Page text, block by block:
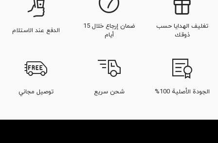
تغليف الهدايا حسب
ذوقك
ضمان إرجاع خلال 15
أيام
الدفع عند الاستلام
الجودة الأصلية 100% شحن سريع توصيل مجاني